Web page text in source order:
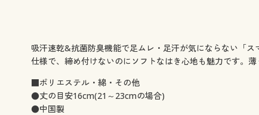
吸汗速乾&抗菌防臭機能で足ムレ・足汗が気にならない「
仕様で、締め付けないのにソフトなはき心地も魅力です。
■ポリエステル・綿・その他
●丈の目安16cm(21～23cmの場合)
●中国製